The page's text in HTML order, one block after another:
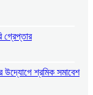
গ্রেপ্তার
উদ্যোগে শ্রমিক সমাবেশ